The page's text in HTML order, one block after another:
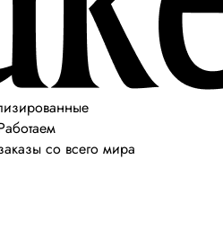
со всего мира